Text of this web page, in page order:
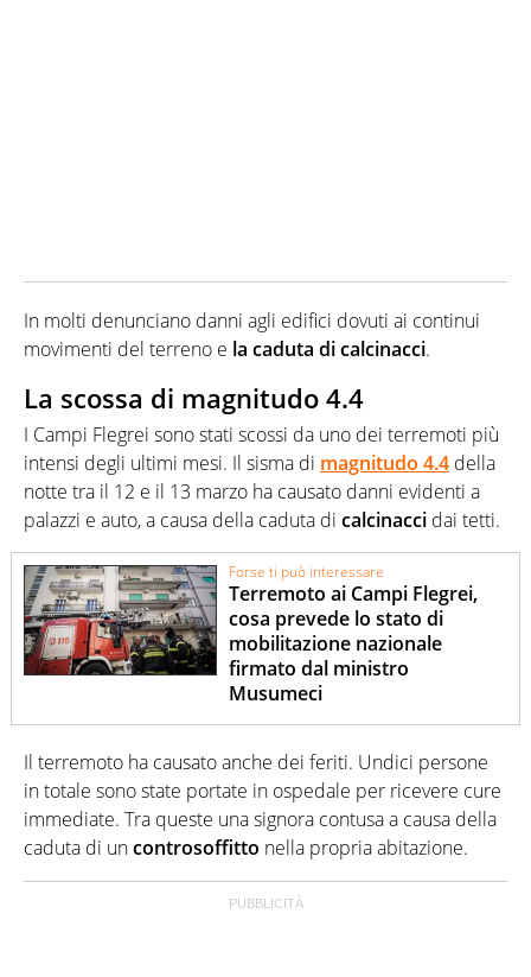
In molti denunciano danni agli edifici dovuti ai continui
movimenti del terreno e la caduta di calcinacci.
La scossa di magnitudo 4.4
I Campi Flegrei sono stati scossi da uno dei terremoti più
intensi degli ultimi mesi. Il sisma di magnitudo 4.4 della
notte tra il 12 e il 13 marzo ha causato danni evidenti a
palazzi e auto, a causa della caduta di calcinacci dai tetti.
Forse ti può interessare
Terremoto ai Campi Flegrei,
cosa prevede lo stato di
mobilitazione nazionale
firmato dal ministro
Musumeci
Il terremoto ha causato anche dei feriti. Undici persone
in totale sono state portate in ospedale per ricevere cure
immediate. Tra queste una signora contusa a causa della
caduta di uncontrosoffitto nella propria abitazione.